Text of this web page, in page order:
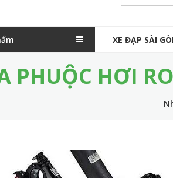
M
i
i
XE ĐẠP SÀI
PHUỘC HƠI